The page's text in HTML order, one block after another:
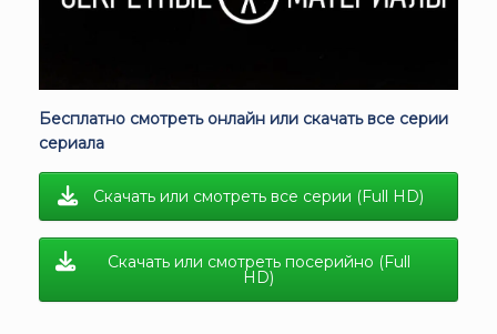
Бесплатно смотреть онлайн или скачать все серии
сериала
Скачать или смотреть все серии (Full HD)
Скачать или смотреть посерийно (Full
HD)